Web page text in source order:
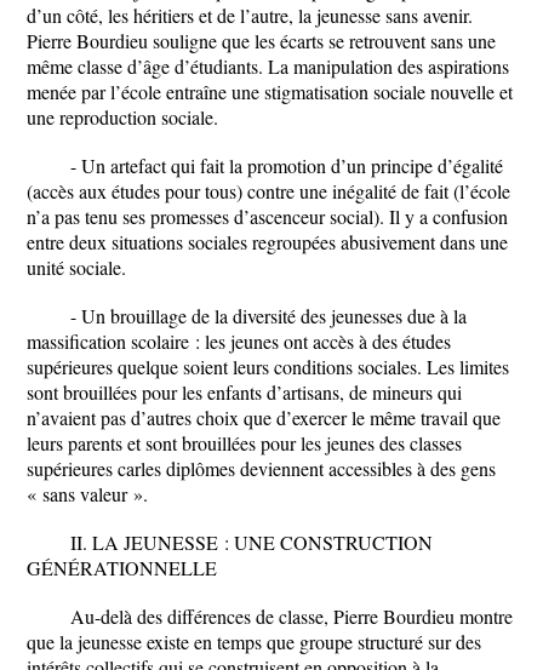
d’un côté, les héritiers et de l’autre, la jeunesse sans avenir.
Pierre Bourdieu souligne que les écarts se retrouvent sans une
même classe d’âge d’étudiants. La manipulation des aspirations
menée par l’école entraîne une stigmatisation sociale nouvelle et
une reproduction sociale.
- Un artefact qui fait la promotion d’un principe d’égalité
(accès aux études pour tous) contre une inégalité de fait (l’école
n’a pas tenu ses promesses d’ascenceur social). Il y a confusion
entre deux situations sociales regroupées abusivement dans une
unité sociale.
- Un brouillage de la diversité des jeunesses due à la
massification scolaire : les jeunes ont accès à des études
supérieures quelque soient leurs conditions sociales. Les limites
sont brouillées pour les enfants d’artisans, de mineurs qui
n’avaient pas d’autres choix que d’exercer le même travail que
leurs parents et sont brouillées pour les jeunes des classes
supérieures carles diplômes deviennent accessibles à des gens
« sans valeur ».
II. LA JEUNESSE : UNE CONSTRUCTION
GÉNÉRATIONNELLE
Au-delà des différences de classe, Pierre Bourdieu montre
que la jeunesse existe en temps que groupe structuré sur des